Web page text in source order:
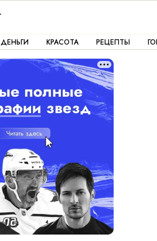
ДЕНЬГИ КРАСОТА РЕЦЕПТЫ